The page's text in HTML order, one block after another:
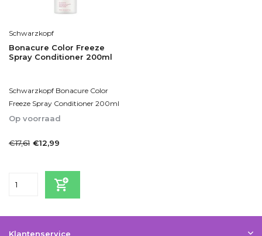
Schwarzkopf
Bonacure Color Freeze
Spray Conditioner 200ml
Schwarzkopf Bonacure Color
Freeze Spray Conditioner 200ml
Op voorraad
€17,61 €12,99
Klantenservice